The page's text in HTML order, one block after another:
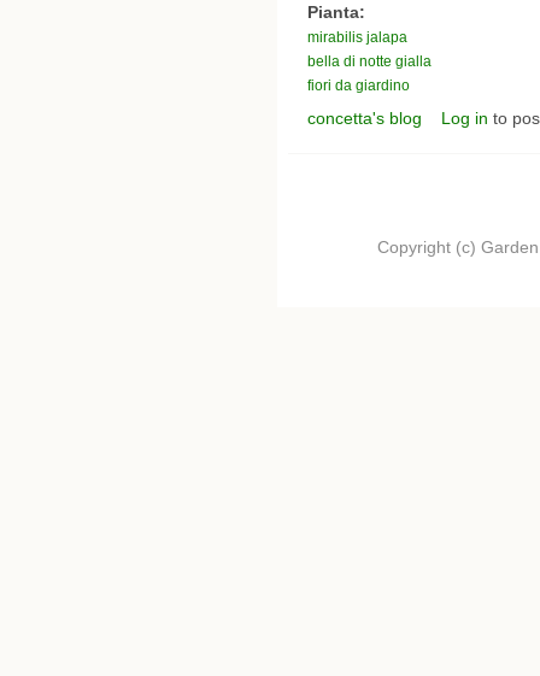
Pianta:
mirabilis jalapa
bella di notte gialla
fiori da giardino
concetta's blog Log in to
Copyright (c)